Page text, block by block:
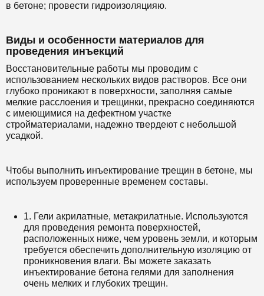
в бетоне; провести гидроизоляцияю.
Виды и особенности материалов для
проведения инъекций
Восстановительные работы мы проводим с
использованием нескольких видов растворов. Все они
глубоко проникают в поверхности, заполняя самые
мелкие расслоения и трещинки, прекрасно соединяются
с имеющимися на дефектном участке
стройматериалами, надежно твердеют с небольшой
усадкой.
Чтобы выполнить инъектирование трещин в бетоне, мы
используем проверенные временем составы.
1. Гели акрилатные, метакрилатные. Используются
для проведения ремонта поверхностей,
расположенных ниже, чем уровень земли, и которым
требуется обеспечить дополнительную изоляцию от
проникновения влаги. Вы можете заказать
инъектирование бетона гелями для заполнения
очень мелких и глубоких трещин.